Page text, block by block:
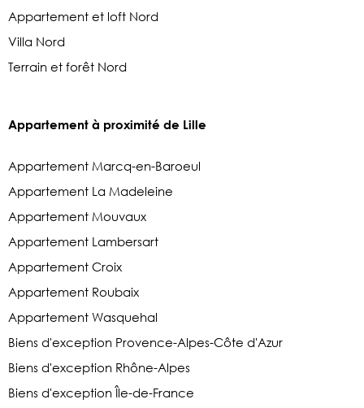
Appartement et loft Nord
Villa Nord
Terrain et forêt Nord
Appartement à proximité de Lille
Appartement Marcq-en-Baroeul
Appartement La Madeleine
Appartement Mouvaux
Appartement Lambersart
Appartement Croix
Appartement Roubaix
Appartement Wasquehal
Biens d'exception Provence-Alpes-Côte d'Azur
Biens d'exception Rhône-Alpes
Biens d'exception Île-de-France